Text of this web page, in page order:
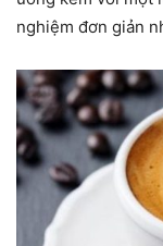
nghiệm đơn giản